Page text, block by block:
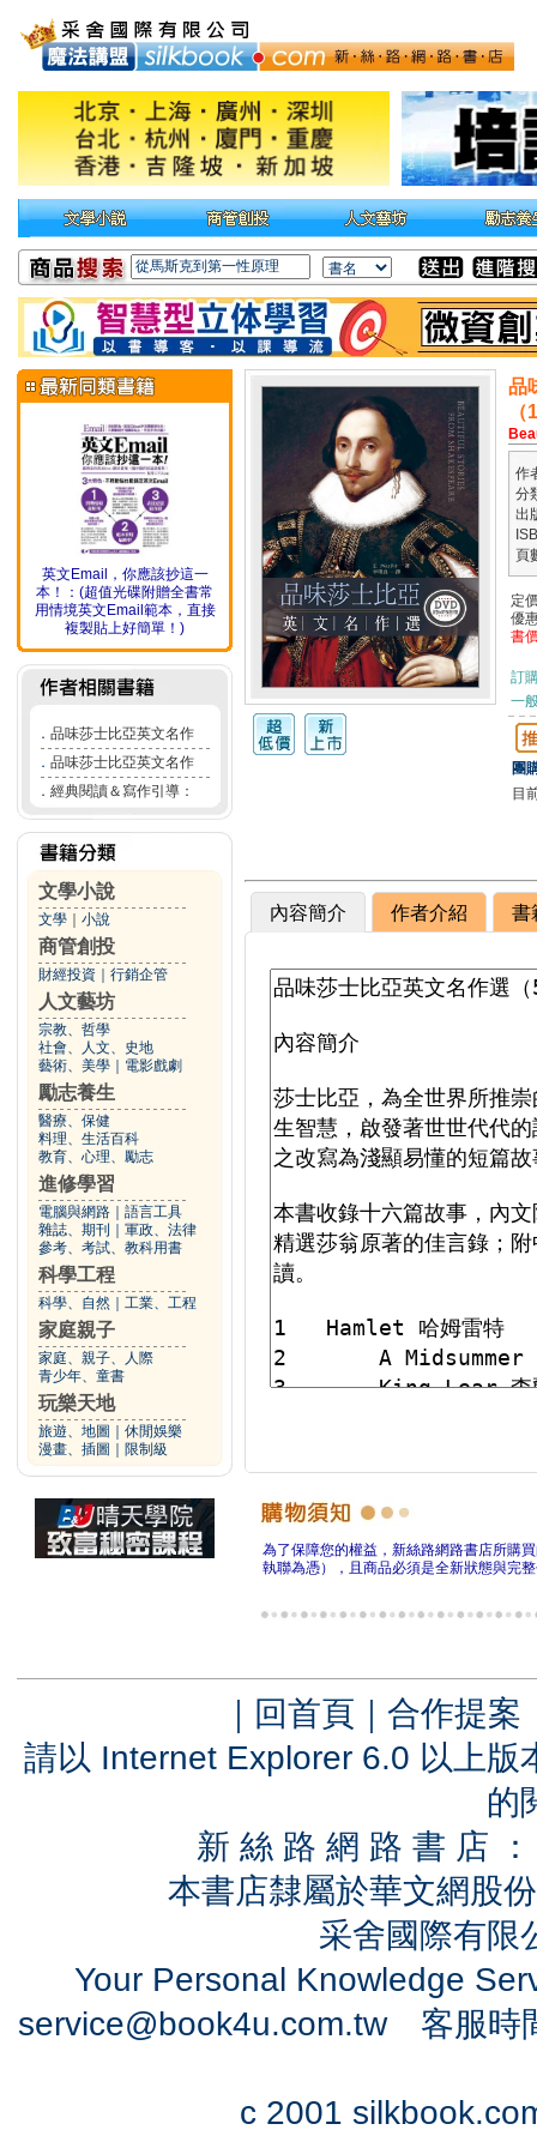
英文Email，你應該抄這一
本！：(超值光碟附贈全書常
用情境英文Email範本，直接
複製貼上好簡單！)
． 品味莎士比亞英文名作
． 品味莎士比亞英文名作
． 經典閱讀＆寫作引導：
文學小說
文學 小說
商管創投
財經投資 行銷企管
人文藝坊
宗教、哲學
社會、人文、史地
藝術、美學
電影戲劇
勵志養生
醫療、保健
料理、生活百科
教育、心理、勵志
進修學習
電腦與網路
語言工具
雜誌、期刊
軍政、法律
參考、考試、教科用書
科學工程
科學、自然 工業、工程
家庭親子
家庭、親子、人際
青少年、童書
玩樂天地
旅遊、地圖
休閒娛樂
漫畫、插圖
限制級
品
作
分
出
頁
定
優
書
訂
一
團
目
內容簡介 作者介紹 書
為了保障您的權益，新絲路網路書店所購
執聯為憑），且商品必須是全新狀態與完
｜ 回首頁 ｜ 合作提案
請以 Internet Explorer 6.0 以上
的
新 絲 路 網 路 書 店
本書店隸屬於華文網股
采舍國際有
Your Personal Knowledge
service@book4u.com.tw客服時
c 2001